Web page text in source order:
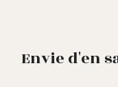
Envie d'en